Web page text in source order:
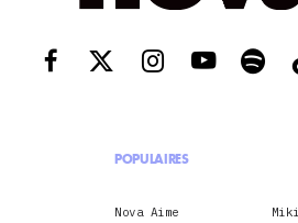
POPULAIRES
Nova Aime Miki